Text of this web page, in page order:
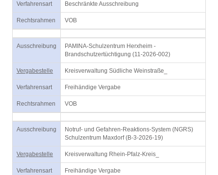
Verfahrensart Beschränkte Ausschreibung
Rechtsrahmen VOB
Ausschreibung
PAMINA-Schulzentrum Herxheim -
Brandschutzertüchtigung (11-2026-002)
Vergabestelle Kreisverwaltung Südliche Weinstraße_
Verfahrensart Freihändige Vergabe
Rechtsrahmen VOB
Ausschreibung
Notruf- und Gefahren-Reaktions-System (NGRS)
Schulzentrum Maxdorf (B-3-2026-19)
Vergabestelle Kreisverwaltung Rhein-Pfalz-Kreis_
Verfahrensart Freihändige Vergabe